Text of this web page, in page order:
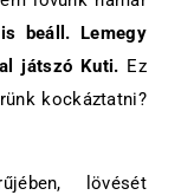
beáll. Lemegy
játszó Kuti. Ez
kockáztatni?
lövését